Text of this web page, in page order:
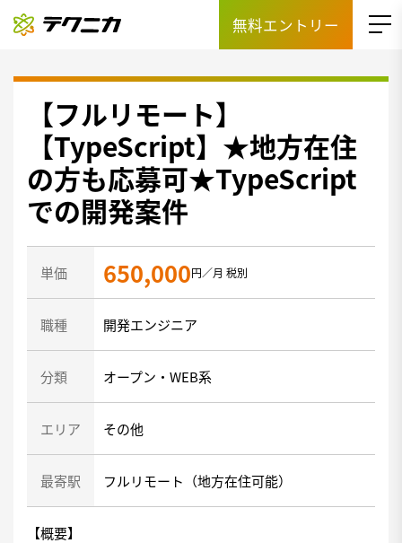
無料エントリー
【フルリモート】
【TypeScript】★地方在住
の方も応募可★TypeScript
での開発案件
単価 650,000円／月 税別
職種 開発エンジニア
分類 オープン・WEB系
エリア その他
最寄駅 フルリモート（地方在住可能）
【概要】